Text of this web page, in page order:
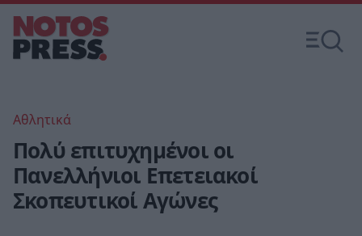
Αθλητικά
Πολύ επιτυχημένοι οι
Πανελλήνιοι Επετειακοί
Σκοπευτικοί Αγώνες